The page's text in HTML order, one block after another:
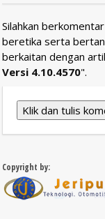
Silahkan
beretika serta
berkaitan dengan
Versi 4.10.4570".
Klik dan tulis
Copyright by: